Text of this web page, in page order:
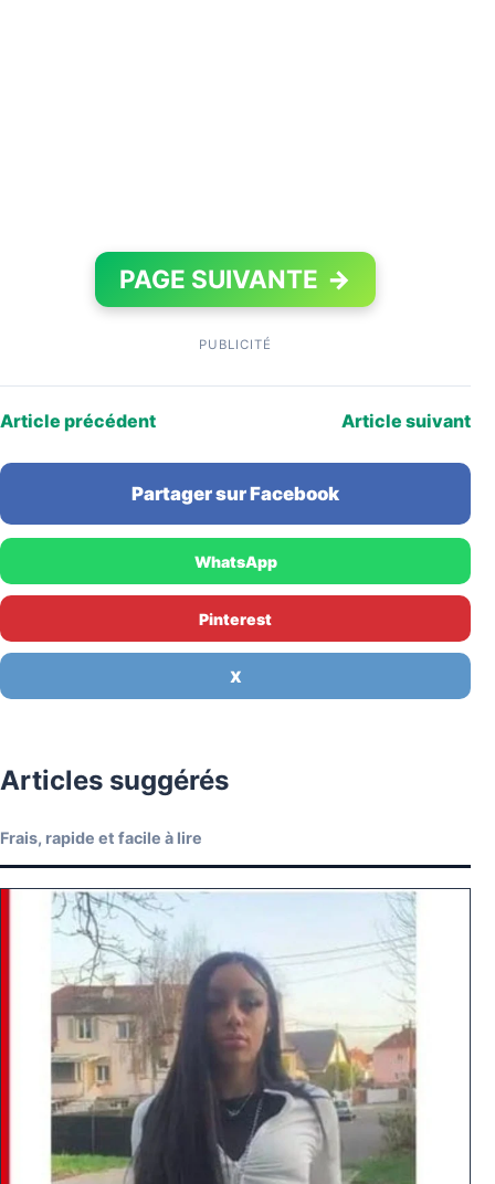
PAGE SUIVANTE →
PUBLICITÉ
Article précédent Article suivant
Partager sur Facebook
WhatsApp
Pinterest
X
Articles suggérés
Frais, rapide et facile à lire